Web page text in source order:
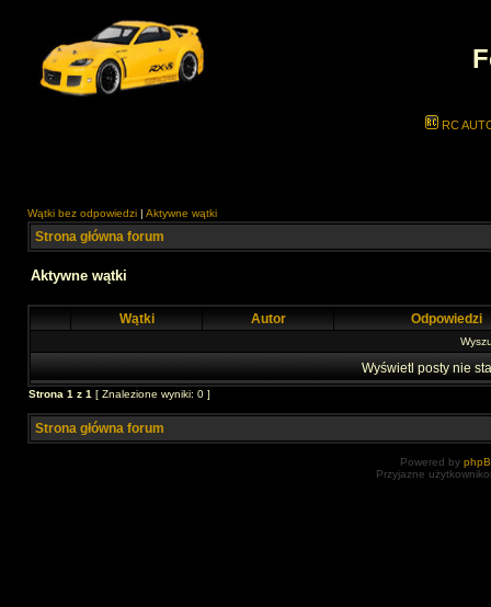
RC
Wątki bez odpowiedzi | Aktywne wątki
Strona główna forum
Aktywne wątki
Wątki Autor Odpowiedzi
Wyświetl posty nie
Strona 1 z 1 [ Znalezione wyniki: 0 ]
Strona główna forum
Powered by
Przyjazne